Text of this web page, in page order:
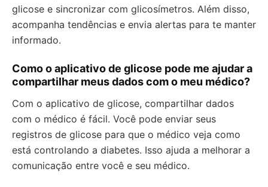
glicose e sincronizar com glicosímetros. Além disso,
acompanha tendências e envia alertas para te manter
informado.
Como o aplicativo de glicose pode me ajudar a
compartilhar meus dados com o meu médico?
Com o aplicativo de glicose, compartilhar dados
com o médico é fácil. Você pode enviar seus
registros de glicose para que o médico veja como
está controlando a diabetes. Isso ajuda a melhorar a
comunicação entre você e seu médico.